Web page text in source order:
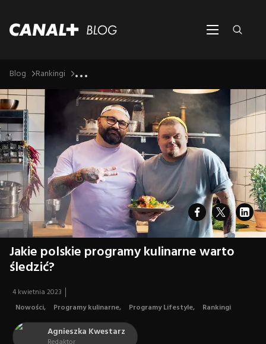
Blog Rankingi ...
Jakie polskie programy kulinarne warto
śledzić?
4 kwietnia 2023
Nowości, Programy kulinarne, Programy Lifestyle, Rankingi
Agnieszka Kwestarz